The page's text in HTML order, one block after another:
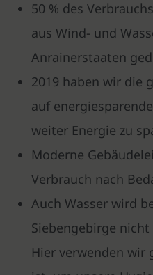
50 % des
aus Wind- und
Anrainerstaaten
2019 haben wir die
auf
weiter Energie zu
Moderne
Verbrauch nach
Auch Wasser wird
Siebengebirge
Hier verwenden wir